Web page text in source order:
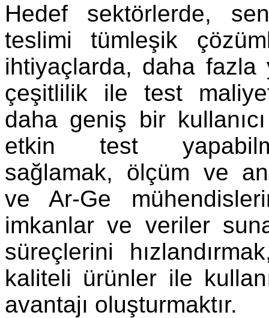
Hedef sektörlerde,
teslimi tümleşik
ihtiyaçlarda, daha
çeşitlilik ile test
daha geniş bir
etkin test
sağlamak, ölçüm ve
ve Ar-Ge
imkanlar ve veriler
süreçlerini
kaliteli ürünler ile
avantajı oluşturmaktır.